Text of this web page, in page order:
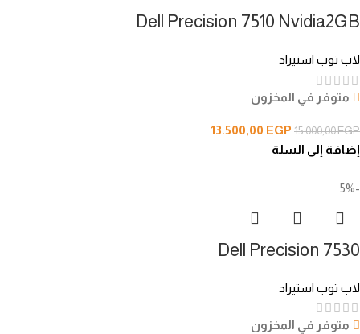
Dell Precision 7510 Nvidia2GB
لاب توب استيراد
متوفر في المخزون
15.000,00EGP
13.500,00 EGP
إضافة إلى السلة
-5%
Dell Precision 7530
لاب توب استيراد
متوفر في المخزون